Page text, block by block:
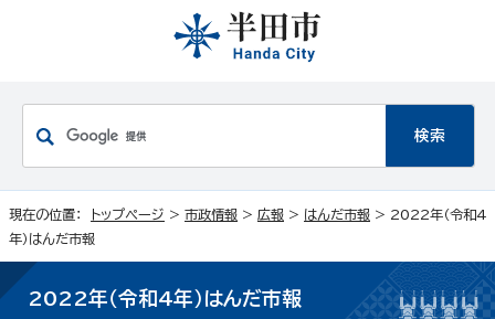
現在の位置： トップページ > 市政情報 > 広報 > はんだ市報 > 2022年（令和4
年）はんだ市報
2022年（令和4年）はんだ市報